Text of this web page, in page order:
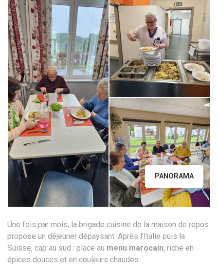
PANORAMA
Une fois par mois, la brigade cuisine de la maison de repos
propose un déjeuner dépaysant. Après l'Italie puis la
Suisse, cap au sud : place au menu marocain, riche en
épices douces et en couleurs chaudes.